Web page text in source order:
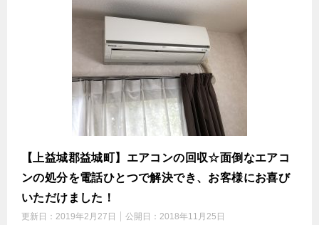
【上益城郡益城町】エアコンの回収☆面倒なエアコ
ンの処分を電話ひとつで解決でき、お客様にお喜び
いただけました！
更新日： 2019年2月27日 公開日： 2018年11月25日